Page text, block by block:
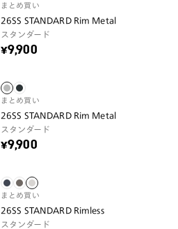
まとめ買い
26SS STANDARD Rim Metal
スタンダード
¥9,900
まとめ買い
26SS STANDARD Rim Metal
スタンダード
¥9,900
まとめ買い
26SS STANDARD Rimless
スタンダード